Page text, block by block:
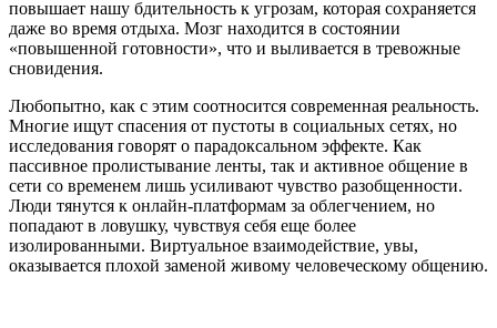
повышает нашу бдительность к угрозам, которая сохраняется
даже во время отдыха. Мозг находится в состоянии
«повышенной готовности», что и выливается в тревожные
сновидения.
Любопытно, как с этим соотносится современная реальность.
Многие ищут спасения от пустоты в социальных сетях, но
исследования говорят о парадоксальном эффекте. Как
пассивное пролистывание ленты, так и активное общение в
сети со временем лишь усиливают чувство разобщенности.
Люди тянутся к онлайн-платформам за облегчением, но
попадают в ловушку, чувствуя себя еще более
изолированными. Виртуальное взаимодействие, увы,
оказывается плохой заменой живому человеческому общению.